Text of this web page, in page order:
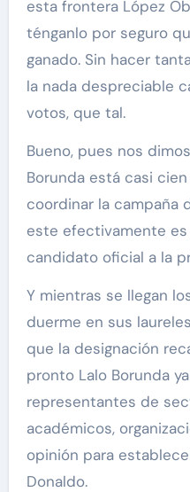
esta frontera López
ténganlo por seguro
ganado. Sin hacer
la nada despreciable
votos, que tal.
Bueno, pues nos
Borunda está casi
coordinar la campaña
este efectivamente
candidato oficial a la
Y mientras se llegan
duerme en sus
que la designación
pronto Lalo Borunda
representantes de
académicos,
opinión para
Donaldo.